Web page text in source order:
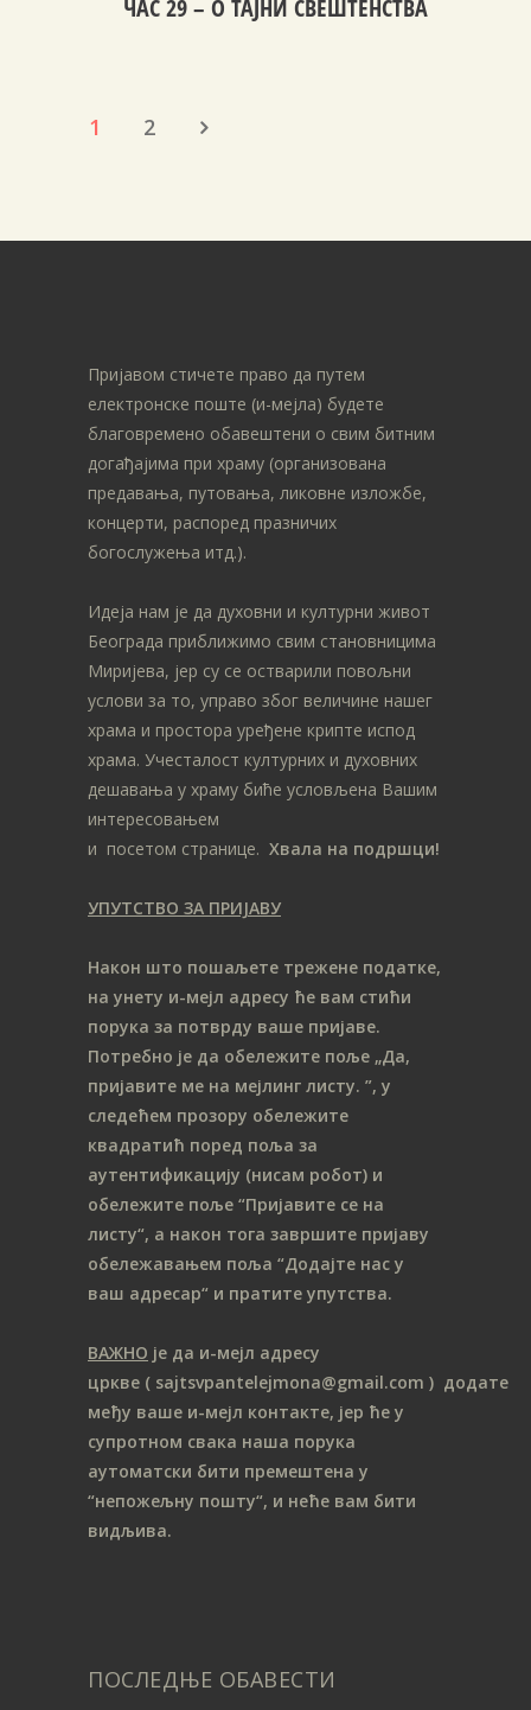
ЧАС 29 – О ТАЈНИ СВЕШТЕНСТВА
1 2
Пријавом стичете право да путем
електронске поште (и-мејла) будете
благовремено обавештени о свим битним
догађајима при храму (организована
предавања, путовања, ликовне изложбе,
концерти, распоред празничих
богослужења итд.).
Идеја нам је да духовни и културни живот
Београда приближимо свим становницима
Миријева, јер су се остварили повољни
услови за то, управо због величине нашег
храма и простора уређене крипте испод
храма. Учесталост културних и духовних
дешавања у храму биће условљена Вашим
интересовањем
и посетом странице. Хвала на подршци!
УПУТСТВО ЗА ПРИЈАВУ
Након што пошаљете трежене податке,
на унету и-мејл адресу ће вам стићи
порука за потврду ваше пријаве.
Потребно је да обележите поље „Да,
пријавите ме на мeјлинг листу. ”, у
следећем прозору обележите
квадратић поред поља за
аутентификацију (нисам робот) и
обележите поље “Пријавите се на
листу“, а након тога завршите пријаву
обележавањем поља “Додајте нас у
ваш адресар“ и пратите упутства.
ВАЖНО је да и-мејл адресу
цркве ( sajtsvpantelejmona@gmail.com ) додате
међу ваше и-мејл контакте, јер ће у
супротном свака наша порука
аутоматски бити премештена у
“непожељну пошту“, и неће вам бити
видљива.
ПОСЛЕДЊЕ ОБАВЕСТИ